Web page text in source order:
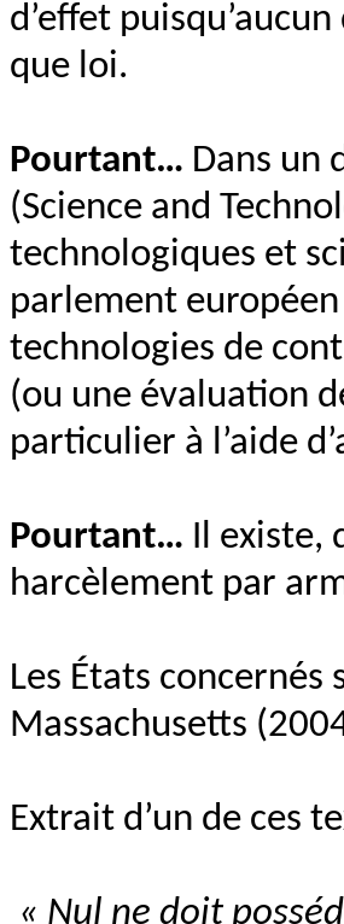
d’effet
que loi.
Pourtant… Dans un
(Science and
technologiques et
parlement
technologies de
(ou une évaluation
particulier à l’aide
Pourtant… Il existe,
harcèlement par
Les États
Massachusetts
Extrait d’un de ces
« Nul ne doit